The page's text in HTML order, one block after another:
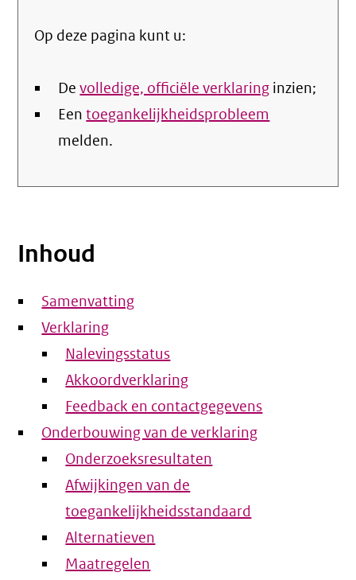
Op deze pagina kunt u:
Devolledige, officiële verklaring inzien;
Eentoegankelijkheidsprobleem
melden.
Inhoud
Samenvatting
Verklaring
Nalevingsstatus
Akkoordverklaring
Feedback en contactgegevens
Onderbouwing van de verklaring
Onderzoeksresultaten
Afwijkingen van de
toegankelijkheidsstandaard
Alternatieven
Maatregelen